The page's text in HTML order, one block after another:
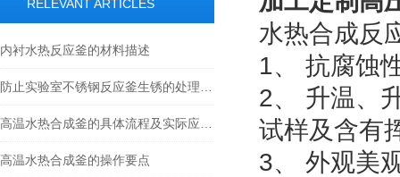
RELEVANT ARTICLES
内衬水热反应釜的材料描述
高温水热合成釜的操作要点
水热合成反
1、 抗腐蚀
2、 升温、
试样及含有
3、 外观美